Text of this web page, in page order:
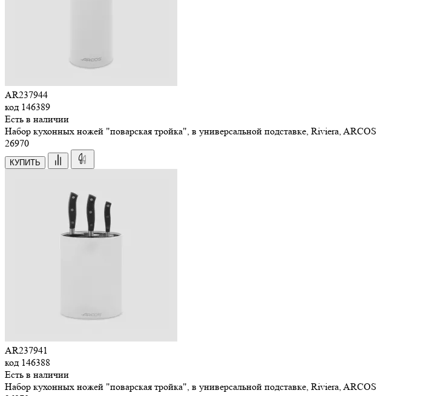
AR237944
код 146389
Есть в наличии
Набор кухонных ножей "поварская тройка", в универсальной подставке, Riviera, ARCOS
26970
КУПИТЬ
AR237941
код 146388
Есть в наличии
Набор кухонных ножей "поварская тройка", в универсальной подставке, Riviera, ARCOS